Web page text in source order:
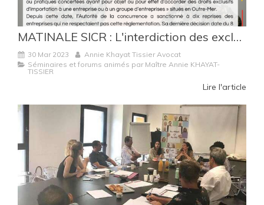
MATINALE SICR : L'interdiction des exclusivités d'importation à la Réunion et dans les autres territoires d'Outre-Mer (30/03/2023)
30 Mar 2023
Annie Khayat Tissier Avocat
Séminaires et forums animés par Maître Annie KHAYAT-
TISSIER
Lire l'article